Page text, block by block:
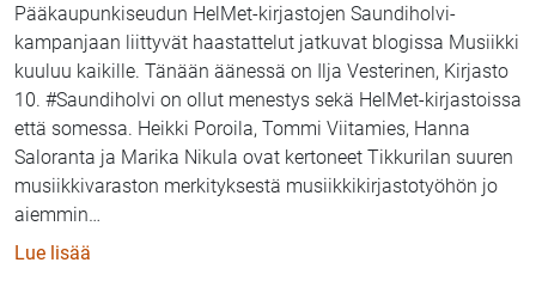
Pääkaupunkiseudun HelMet-kirjastojen Saundiholvi-
kampanjaan liittyvät haastattelut jatkuvat blogissa Musiikki
kuuluu kaikille. Tänään äänessä on Ilja Vesterinen, Kirjasto
10. #Saundiholvi on ollut menestys sekä HelMet-kirjastoissa
että somessa. Heikki Poroila, Tommi Viitamies, Hanna
Saloranta ja Marika Nikula ovat kertoneet Tikkurilan suuren
musiikkivaraston merkityksestä musiikkikirjastotyöhön jo
aiemmin …
Lue lisää